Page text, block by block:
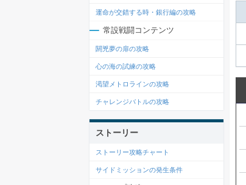
運命が交錯する時・銀行編の攻略
常設戦闘コンテンツ
閼兇夢の扉の攻略
心の海の試練の攻略
渇望メトロラインの攻略
チャレンジバトルの攻略
ストーリー
ストーリー攻略チャート
サイドミッションの発生条件